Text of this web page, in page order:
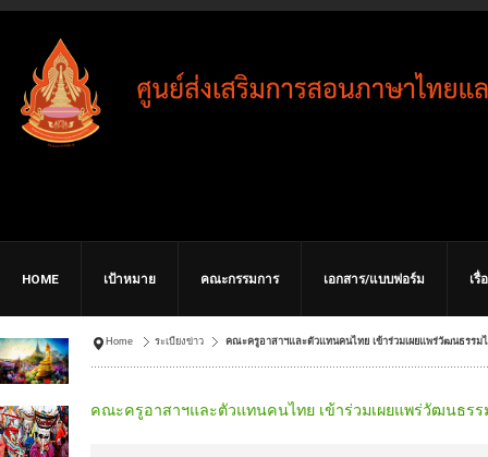
HOME เป้าหมาย คณะกรรมการ เอกสาร/แบบฟอร์ม เรื่
Home ระเบียงข่าว คณะครูอาสาฯและตัวแทนคนไทย เข้าร่วมเผยแพร่วัฒนธรร
คณะครูอาสาฯและตัวแทนคนไทย เข้าร่วมเผยแพร่วัฒนธร